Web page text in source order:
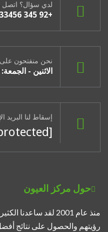
لدي سؤال؟ اتصل
+92 345 44433456
نحن منفتحون على
الاثنين - الجمعة: 8:00 حتي 17:00
إسقاط لنا البريد
[email protected]
حول مركز العيون
منذ عام 2001 لقد
رؤيتهم والحصول على نتائج